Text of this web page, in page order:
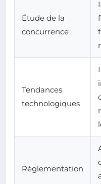
Étude de la
concurrence
Tendances
technologiques
Réglementation